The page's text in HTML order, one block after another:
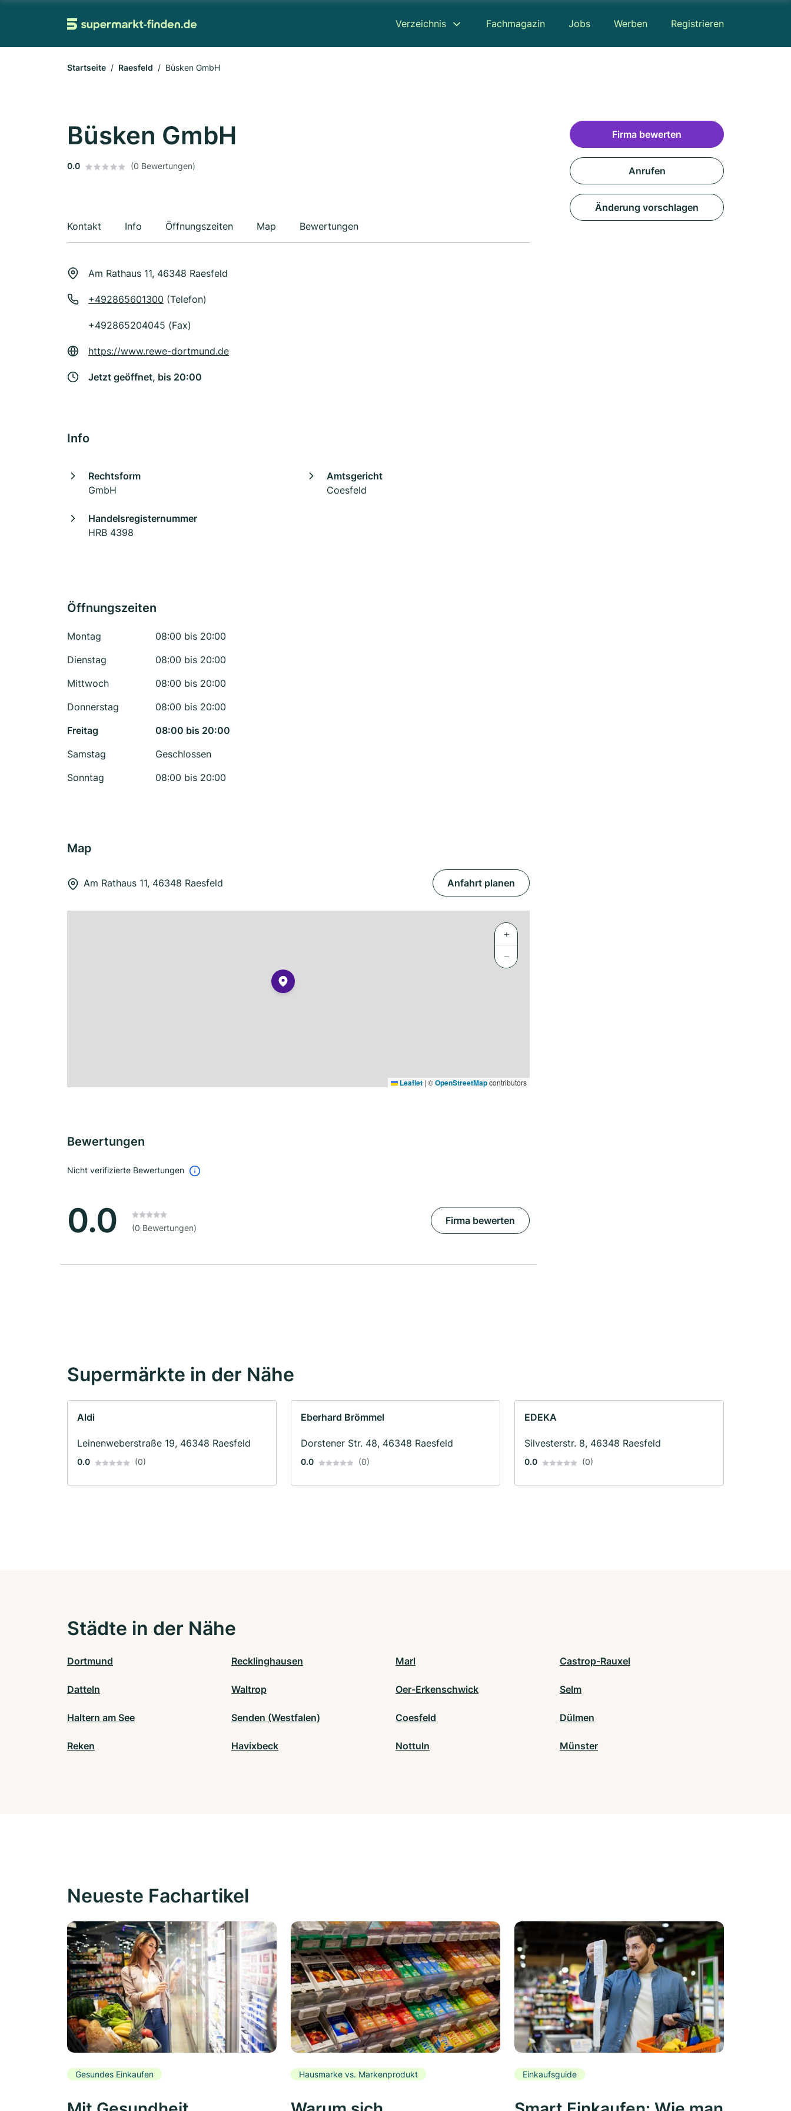
Verzeichnis Fachmagazin Jobs Werben Registrieren
Startseite Raesfeld Büsken GmbH
Büsken GmbH
0.0 (0 Bewertungen)
Kontakt Info Öffnungszeiten Map Bewertungen
Am Rathaus 11, 46348 Raesfeld
+492865601300 (Telefon)
+492865204045 (Fax)
https://www.rewe-dortmund.de
Jetzt geöffnet, bis 20:00
Info
Rechtsform
GmbH
Amtsgericht
Coesfeld
Handelsregisternummer
HRB 4398
Öffnungszeiten
Montag
08:00 bis 20:00
Dienstag
08:00 bis 20:00
Mittwoch
08:00 bis 20:00
Donnerstag
08:00 bis 20:00
Freitag
08:00 bis 20:00
Samstag
Geschlossen
Sonntag
08:00 bis 20:00
Map
Am Rathaus 11, 46348 Raesfeld Anfahrt planen
+
−
Leaflet | ©OpenStreetMapcontributors
Bewertungen
Nicht verifizierte Bewertungen
0.0 (0 Bewertungen)
Firma bewerten
Firma bewerten
Anrufen
Änderung vorschlagen
Supermärkte in der Nähe
Aldi
Leinenweberstraße 19, 46348 Raesfeld
0.0 (0)
Eberhard Brömmel
Dorstener Str. 48, 46348 Raesfeld
0.0 (0)
EDEKA
Silvesterstr. 8, 46348 Raesfeld
0.0 (0)
Städte in der Nähe
Dortmund Recklinghausen Marl Castrop-Rauxel
Datteln Waltrop Oer-Erkenschwick Selm
Haltern am See Senden (Westfalen) Coesfeld Dülmen
Reken Havixbeck Nottuln Münster
Neueste Fachartikel
Gesundes Einkaufen Hausmarke vs. Markenprodukt Einkaufsguide